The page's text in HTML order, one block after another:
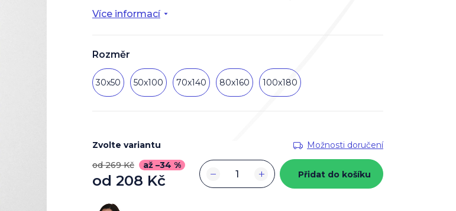
Rozměr
30x50 50x100 70x140 80x160 100x180
Více informací
Zvolte variantu
Možnosti doručení
od 269 Kč
až –34 %
od 208 Kč
cena:
+
− Přidat do košíku